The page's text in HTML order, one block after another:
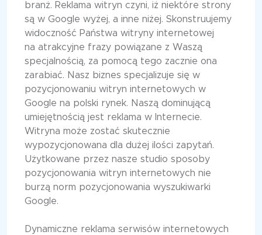
branż. Reklama witryn czyni, iż niektóre strony
są w Google wyżej, a inne niżej. Skonstruujemy
widoczność Państwa witryny internetowej
na atrakcyjne frazy powiązane z Waszą
specjalnością, za pomocą tego zacznie ona
zarabiać. Nasz biznes specjalizuje się w
pozycjonowaniu witryn internetowych w
Google na polski rynek. Naszą dominującą
umiejętnością jest reklama w Internecie.
Witryna może zostać skutecznie
wypozycjonowana dla dużej ilości zapytań.
Użytkowane przez nasze studio sposoby
pozycjonowania witryn internetowych nie
burzą norm pozycjonowania wyszukiwarki
Google.
Dynamiczne reklama serwisów internetowych